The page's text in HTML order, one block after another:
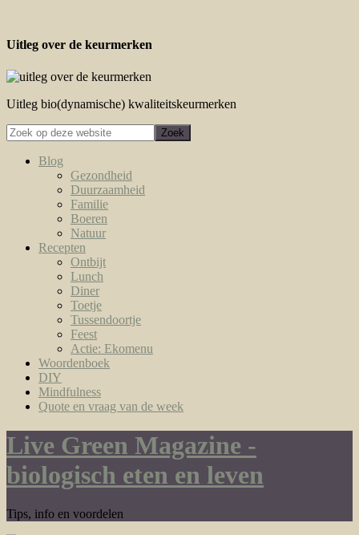
Uitleg over de keurmerken
Uitleg bio(dynamische) kwaliteitskeurmerken
Blog
Gezondheid
Duurzaamheid
Familie
Boeren
Natuur
Recepten
Ontbijt
Lunch
Diner
Toetje
Tussendoortje
Feest
Actie: Ekomenu
Woordenboek
DIY
Mindfulness
Quote en vraag van de week
Live Green Magazine -
biologisch eten en leven
Tips, info en voordelen